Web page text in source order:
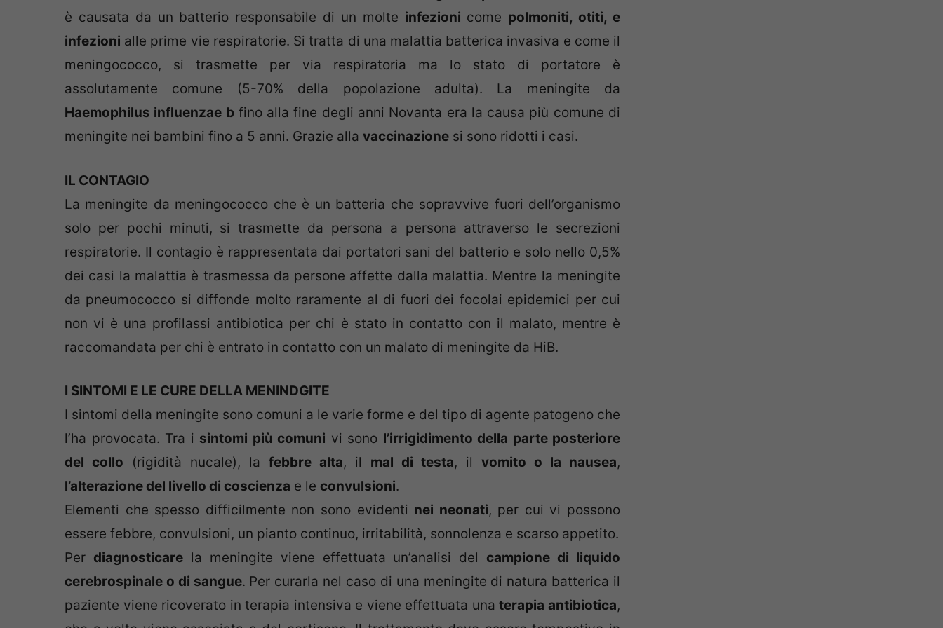
è causata da un batterio responsabile di un molte infezioni come polmoniti, otiti, e
infezioni alle prime vie respiratorie. Si tratta di una malattia batterica invasiva e come il
meningococco, si trasmette per via respiratoria ma lo stato di portatore è
assolutamente comune (5-70% della popolazione adulta). La meningite da
Haemophilus influenzae b fino alla fine degli anni Novanta era la causa più comune di
meningite nei bambini fino a 5 anni. Grazie alla vaccinazione si sono ridotti i casi.
IL CONTAGIO
La meningite da meningococco che è un batteria che sopravvive fuori dell’organismo
solo per pochi minuti, si trasmette da persona a persona attraverso le secrezioni
respiratorie. Il contagio è rappresentata dai portatori sani del batterio e solo nello 0,5%
dei casi la malattia è trasmessa da persone affette dalla malattia. Mentre la meningite
da pneumococco si diffonde molto raramente al di fuori dei focolai epidemici per cui
non vi è una profilassi antibiotica per chi è stato in contatto con il malato, mentre è
raccomandata per chi è entrato in contatto con un malato di meningite da HiB.
I SINTOMI E LE CURE DELLA MENINDGITE
I sintomi della meningite sono comuni a le varie forme e del tipo di agente patogeno che
l’ha provocata. Tra i sintomi più comuni vi sono l’irrigidimento della parte posteriore
del collo (rigidità nucale), la febbre alta, il mal di testa, il vomito o la nausea,
l’alterazione del livello di coscienza e le convulsioni.
Elementi che spesso difficilmente non sono evidenti nei neonati, per cui vi possono
essere febbre, convulsioni, un pianto continuo, irritabilità, sonnolenza e scarso appetito.
Per diagnosticarela meningite viene effettuata un’analisi del campione di liquido
cerebrospinale o di sangue. Per curarla nel caso di una meningite di natura batterica il
paziente viene ricoverato in terapia intensiva e viene effettuata unaterapia antibiotica,